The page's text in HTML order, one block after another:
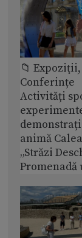
📁
Conferințe
Activități
animă
„Străzi
Promenadă